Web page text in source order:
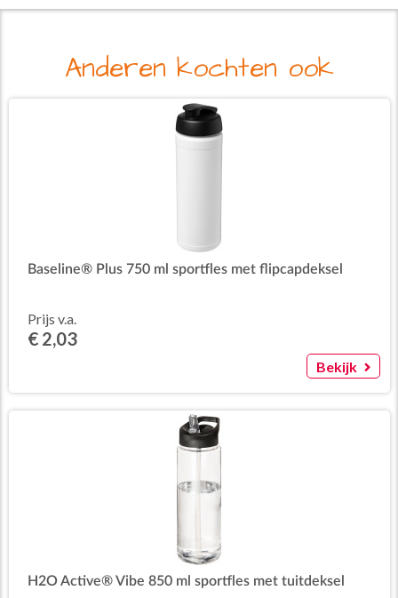
Anderen kochten ook
Baseline® Plus 750 ml sportfles met flipcapdeksel
Prijs v.a.
€ 2,03
Bekijk
H2O Active® Vibe 850 ml sportfles met tuitdeksel